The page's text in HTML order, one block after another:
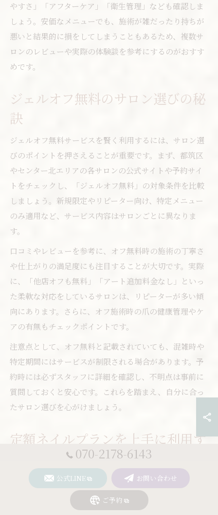
やすさ」「アフターケア」「衛生管理」なども確認しま
しょう。安価なメニューでも、施術が雑だったり持ちが
悪いと結果的に損をしてしまうこともあるため、複数サ
ロンのレビューや実際の体験談を参考にするのがおすす
めです。
ジェルオフ無料のサロン選びの秘
訣
ジェルオフ無料サービスを賢く利用するには、サロン選
びのポイントを押さえることが重要です。まず、都筑区
やセンター北エリアの各サロンの公式サイトや予約サイ
トをチェックし、「ジェルオフ無料」の対象条件を比較
しましょう。新規限定やリピーター向け、特定メニュー
のみ適用など、サービス内容はサロンごとに異なりま
す。
口コミやレビューを参考に、オフ無料時の施術の丁寧さ
や仕上がりの満足度にも注目することが大切です。実際
に、「他店オフも無料」「アート追加料金なし」といっ
た柔軟な対応をしているサロンは、リピーターが多い傾
向にあります。さらに、オフ施術時の爪の健康管理やケ
アの有無もチェックポイントです。
注意点として、オフ無料と記載されていても、混雑時や
特定期間にはサービスが制限される場合があります。予
約時には必ずスタッフに詳細を確認し、不明点は事前に
質問しておくと安心です。これらを踏まえ、自分に合っ
たサロン選びを心がけましょう。
定額ネイルプランを上手に利用す
定額ネイルプランは、価格が明確で安心して利用できる
ため、初めての方やコスパ重視の方に特におすすめで
す。都筑区のネイルサロンでは、ワンカラー・グラデー
070-2178-6143
公式LINE お問い合わせ
ご予約